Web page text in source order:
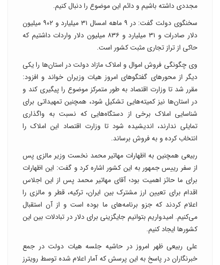
مجددی داشته باشیم و دائم این موضوع را دنبال کنیم.
سخنگوی دولت گفت: در ۹ ماهه امسال ۳۱ میلیارد و ۹۰۲ میلیون
دلار صادرات و ۳۱ میلیارد و ۸۳۶ میلیون دلار واردات داشتیم که
حاکی از تراز تجاری مثبت کشور است.
وی چگونگی فروش اموال و املاک مازاد دولت در استان‌ها را یکی
دیگر از محور‌های گفتگو‌های امروز هیات وزیران خواند و افزود:
مقرر شد تا وزارت اقتصاد به طور متمرکز موضوع را پیگیری کند و
در استان‌ها نیز کمیته‌هایی تشکیل شود، همچنین تمهیداتی برای
شناسایی املاک برخی از دستگاه‌هایی که نسبت به واگذاری
تمایلی ندارند، اندیشیده شود تا وزارت اقتصاد این املاک را
انتخاب کرده و به فروش برساند.
ربیعی همچنین به اظهارات مهاتیر محمد نخست وزیر مالزی پس
از سفر رییس جمهور به این کشور اشاره کرد و گفت: این اظهارات
برای ما حائز اهمیت بود؛ آقای مهاتیر محمد پس از این اجلاس
اقدام برای تعیین ارز مشترک بین ایران، ترکیه، قطر و مالزی را
اعلام کردند که جزو برنامه‌های ما بوده است و از آن استقبال
می‌کنیم. امیدواریم بتوانیم جایگزینی برای دلار در تبادلات بین این
کشور‌ها ایجاد کنیم.
علی ربیعی ظهر امروز در حاشیه جلسه هیات دولت در جمع
خبرنگاران در پاسخ به این پرسش که آمار اعلام شده توسط رویترز